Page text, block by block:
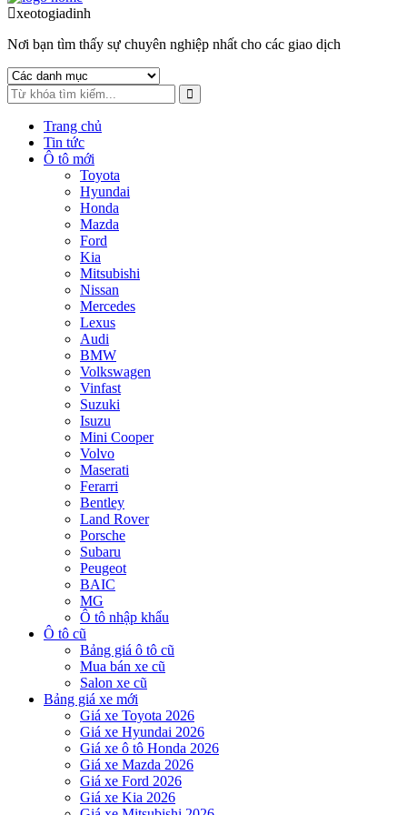
to
toxeotogiadinh
Nơi bạn tìm thấy sự chuyên nghiệp nhất cho các giao dịch
Trang chủ
Tin tức
Ô tô mới
Toyota
Hyundai
Honda
Mazda
Ford
Kia
Mitsubishi
Nissan
Mercedes
Lexus
Audi
BMW
Volkswagen
Vinfast
Suzuki
Isuzu
Mini Cooper
Volvo
Maserati
Ferarri
Bentley
Land Rover
Porsche
Subaru
Peugeot
BAIC
MG
Ô tô nhập khẩu
Ô tô cũ
Bảng giá ô tô cũ
Mua bán xe cũ
Salon xe cũ
Bảng giá xe mới
Giá xe Toyota 2026
Giá xe Hyundai 2026
Giá xe ô tô Honda 2026
Giá xe Mazda 2026
Giá xe Ford 2026
Giá xe Kia 2026